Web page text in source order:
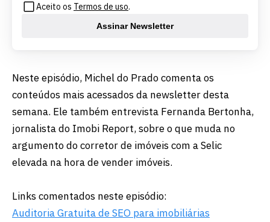
Aceito os Termos de uso.
Assinar Newsletter
Neste episódio, Michel do Prado comenta os
conteúdos mais acessados da newsletter desta
semana. Ele também entrevista Fernanda Bertonha,
jornalista do Imobi Report, sobre o que muda no
argumento do corretor de imóveis com a Selic
elevada na hora de vender imóveis.
Links comentados neste episódio:
Auditoria Gratuita de SEO para imobiliárias